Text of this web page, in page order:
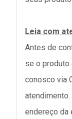
Leia com
Antes de
se o produto
conosco via
endereço da